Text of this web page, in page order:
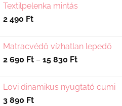
Textilpelenka mintás
2 490 Ft
Matracvédő vízhatlan lepedő
2 690 Ft – 15 830 FtÁrtartomány:
-
Lovi dinamikus nyugtató cumi
3 890 Ft